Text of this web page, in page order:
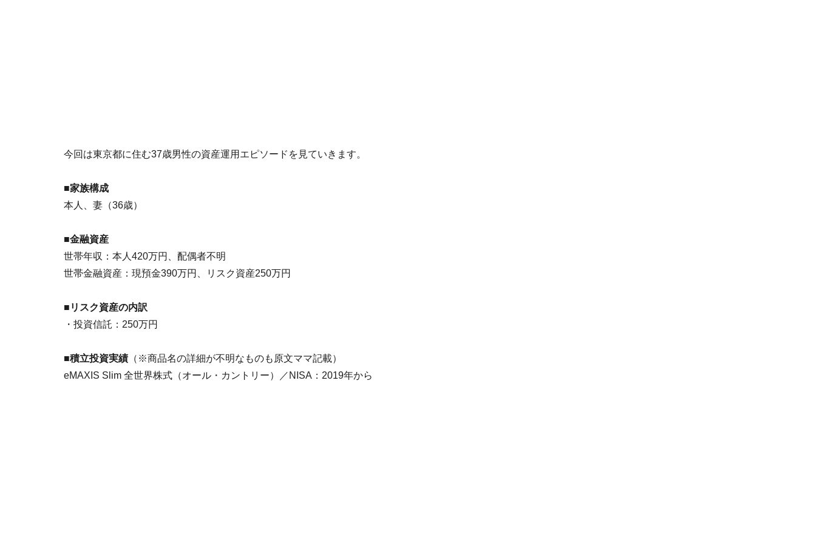
今回は東京都に住む37歳男性の資産運用エピソードを見ていきます。
■家族構成
本人、妻（36歳）
■金融資産
世帯年収：本人420万円、配偶者不明
世帯金融資産：現預金390万円、リスク資産250万円
■リスク資産の内訳
・投資信託：250万円
■積立投資実績 （※商品名の詳細が不明なものも原文ママ記載）
eMAXIS Slim 全世界株式（オール・カントリー）／NISA：2019年から